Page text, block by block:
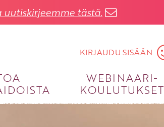
tästä.
KIRJAUDU SISÄÄN
WEBINAARI­
KOULUTUKSET
SISÄÄN